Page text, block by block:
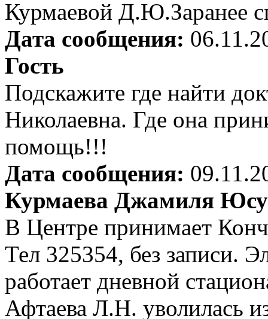
Курмаевой Д.Ю.Заранее
Дата сообщения:
Гость
Подскажите где найти
Николаевна. Где она
помощь!!!
Дата сообщения:
Курмаева Джамиля
В Центре принимает
Тел 325354, без записи.
работает дневной
Афтаева Л.Н. уволилась